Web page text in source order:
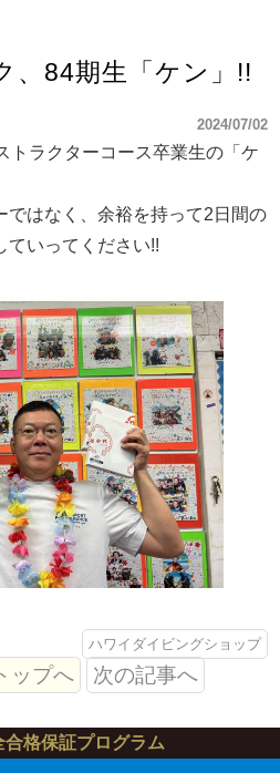
、84期生「ケン」!!
2024/07/02
トラクターコース卒業生の「ケ
ではなく、余裕を持って2日間の
ていってください!!
ハワイダイビングショップ
ップへ 次の記事へ
格保証プログラム